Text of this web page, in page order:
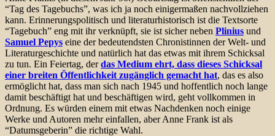
“Tag des Tagebuchs”, was ich ja noch einigermaßen nachvollziehen
kann. Erinnerungspolitisch und literaturhistorisch ist die Textsorte
“Tagebuch” eng mit ihr verknüpft, sie ist sicher neben Plinius und
Samuel Pepys eine der bedeutendsten Chronistinnen der Welt- und
Literaturgeschichte und natürlich hat das etwas mit ihrem Schicksal
zu tun. Ein Feiertag, derdas Medium ehrt, dass dieses Schicksal
einer breiten Öffentlichkeit zugänglich gemacht hat, das es also
ermöglicht hat, dass man sich nach 1945 und hoffentlich noch lange
damit beschäftigt hat und beschäftigen wird, geht vollkommen in
Ordnung. Es würden einem mit etwas Nachdenken noch einige
Werke und Autoren mehr einfallen, aber Anne Frank ist als
“Datumsgeberin” die richtige Wahl.